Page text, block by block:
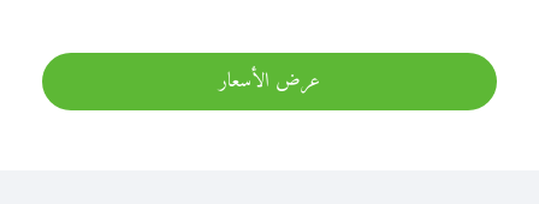
عرض الأسعار